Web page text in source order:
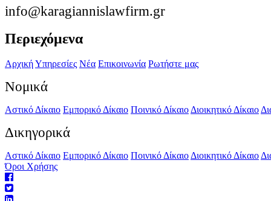
info@karagiannislawfirm.gr
Περιεχόμενα
ΑρχικήΥπηρεσίες Νέα Επικοινωνία Ρωτήστε μας
Νομικά
Αστικό Δίκαιο Εμπορικό Δίκαιο Ποινικό Δίκαιο Διοικητικό Δίκαιο
Δικηγορικά
Αστικό Δίκαιο Εμπορικό Δίκαιο Ποινικό Δίκαιο Διοικητικό Δίκαιο
Όροι Χρήσης